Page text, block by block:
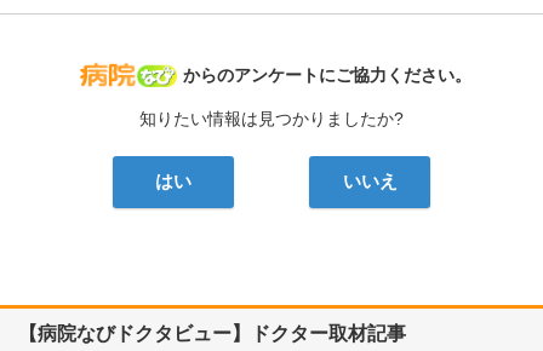
病院なび
からのアンケートにご協力ください。
知りたい情報は見つかりましたか?
はい いいえ
【病院なびドクタビュー】ドクター取材記事